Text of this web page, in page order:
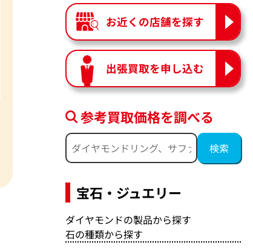
お近くの店舗を探す
出張買取を申し込む
参考買取価格を調べる
宝石・ジュエリー
ダイヤモンドの製品から探す
石の種類から探す